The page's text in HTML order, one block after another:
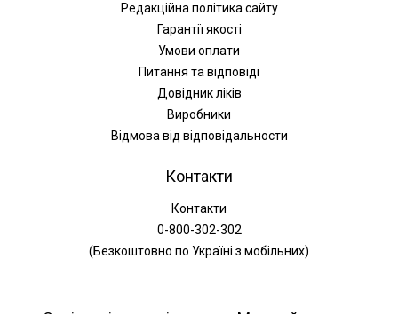
Редакційна політика сайту
Гарантії якості
Умови оплати
Питання та відповіді
Довідник ліків
Виробники
Відмова від відповідальности
Контакти
Контакти
0-800-302-302
(Безкоштовно по Україні з мобільних)